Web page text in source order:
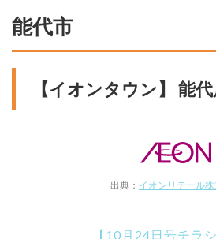
能代市
【イオンタウン】 能
出典： イオンリテール
【10月24日号チラ